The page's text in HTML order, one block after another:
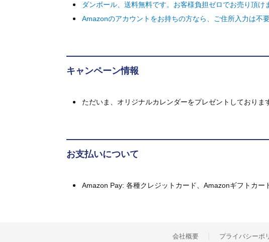
ダンボール、送料無料です。お客様負担ゼロでお売り頂け
Amazonのアカウントをお持ちの方なら、ご住所入力は不
キャンペーン情報
ただいま、オリジナルカレンダーをプレゼントしておりま
お支払いについて
Amazon Pay: 各種クレジットカード、Amazonギフトカー
会社概要 プライバシーポ